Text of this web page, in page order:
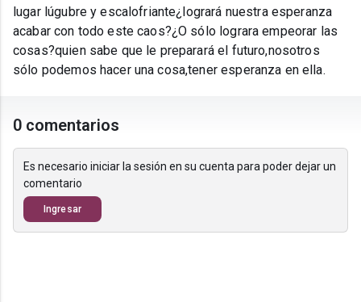
lugar lúgubre y escalofriante¿logrará nuestra esperanza
acabar con todo este caos?¿O sólo lograra empeorar las
cosas?quien sabe que le preparará el futuro,nosotros
sólo podemos hacer una cosa,tener esperanza en ella.
0 comentarios
Es necesario iniciar la sesión en su cuenta para poder dejar un
comentario
Ingresar